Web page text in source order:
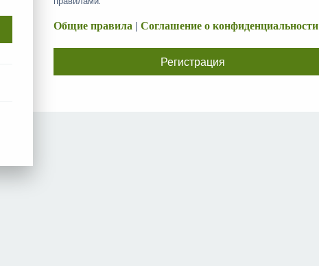
Общие правила | Соглашение о конфиденциальности
Регистрация